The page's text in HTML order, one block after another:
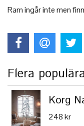
Ram ingår inte men
Flera
Korg
248 kr